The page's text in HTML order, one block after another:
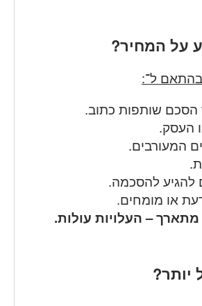
על המחיר?
ל־:
הסכם שותפות כתוב.
העסק.
המעורבים.
להגיע להסכמה.
או מומחים.
– העלויות עולות.
יותר?